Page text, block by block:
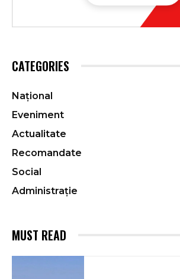
CATEGORIES
Național
Eveniment
Actualitate
Recomandate
Social
Administrație
MUST READ